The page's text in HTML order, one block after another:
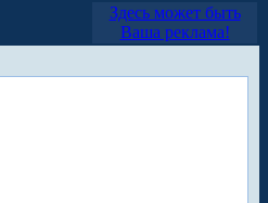
Здесь может быть
Ваша реклама!